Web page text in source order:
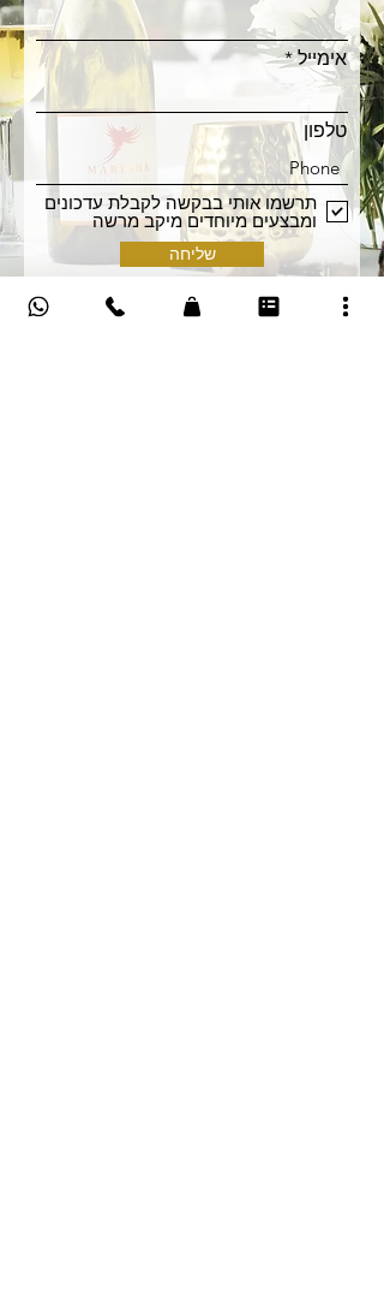
אימייל
טלפון
תרשמו אותי בבקשה לקבלת עדכונים
ומבצעים מיוחדים מיקב מרשה
שליחה